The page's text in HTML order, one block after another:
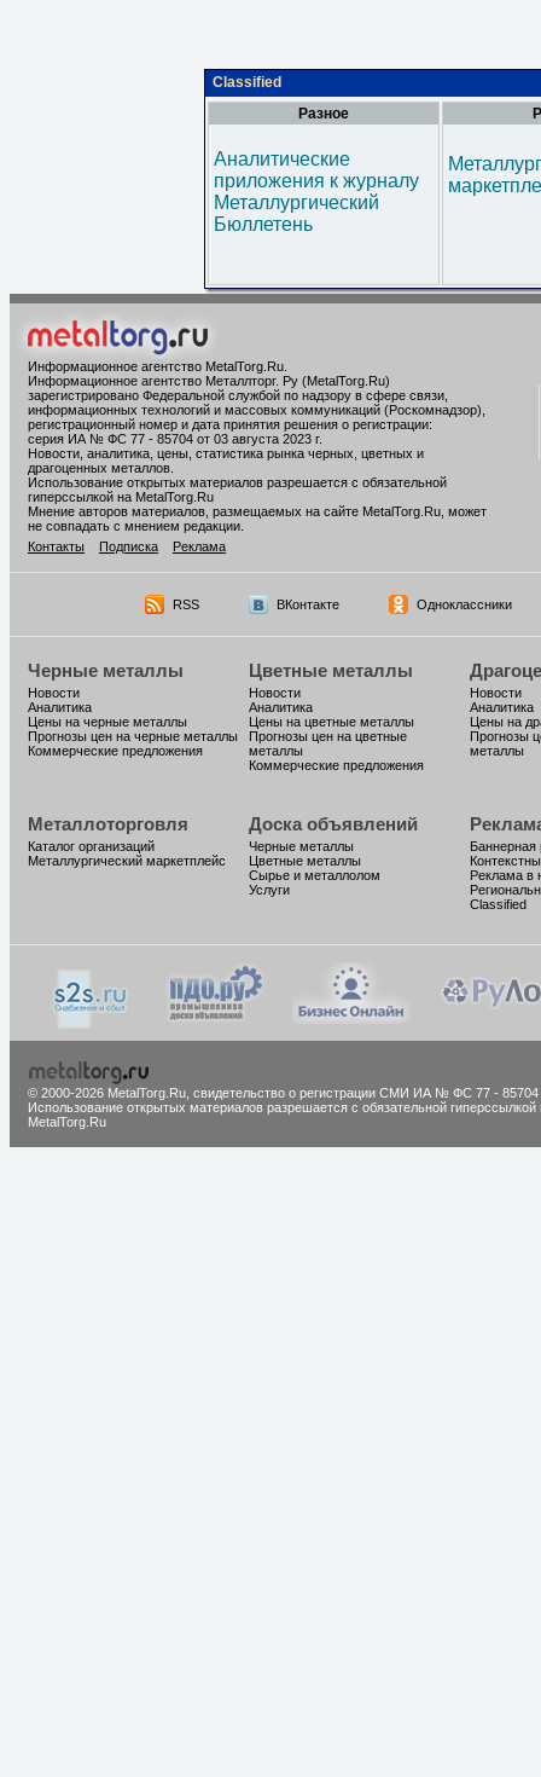
Classified
Разное
Аналитические
приложения к журналу
Металлургический
Бюллетень
Информационное агентство MetalTorg.Ru
Информационное агентство Металлторг. Ру (MetalTorg.Ru)
зарегистрировано Федеральной службой по надзору в сфере связи,
информационных технологий и массовых коммуникаций (Роскомнадзор),
регистрационный номер и дата принятия решения о регистрации:
серия ИА № ФС 77 - 85704 от 03 августа 2023 г.
Новости, аналитика, цены, статистика рынка черных, цветных и
драгоценных металлов.
Использование открытых материалов разрешается с обязательной
гиперссылкой на MetalTorg.Ru
Мнение авторов материалов, размещаемых на сайте MetalTorg.Ru, может
не совпадать с мнением редакции.
Контакты
Подписка Реклама
RSS ВКонтакте Одноклассники
Черные металлы
Новости
Аналитика
Цены на черные металлы
Прогнозы цен на черные металлы
Коммерческие предложения
Цветные металлы
Новости
Аналитика
Цены на цветные металлы
Прогнозы цен на цветные
металлы
Коммерческие предложения
Новости
Аналитика
Цены на
Прогнозы
металлы
Металлоторговля
Каталог организаций
Металлургический маркетплейс
Доска объявлений
Черные металлы
Цветные металлы
Сырье и металлолом
Услуги
Баннерная
Реклама в
Classified
© 2000-2026 MetalTorg.Ru, cвидетельство о регистрации СМИ ИА № ФС 77 - 85704
Использование открытых материалов разрешается с обязательной гиперссылкой
MetalTorg.Ru